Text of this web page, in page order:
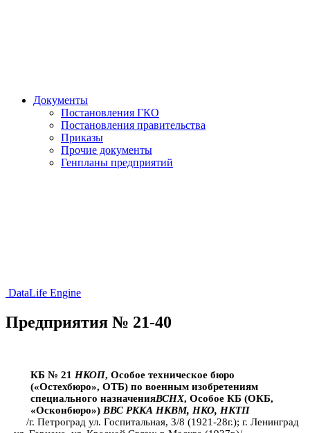
Документы
Постановления ГКО
Постановления правительства
Приказы
Прочие документы
Генпланы предприятий
DataLife Engine
Предприятия № 21-40
КБ № 21 НКОП, Особое техническое бюро
(«Остехбюро», ОТБ) по военным изобретениям
специального назначенияВСНХ, Особое КБ (ОКБ,
«Осконбюро») ВВС РККА НКВМ, НКО, НКТП
/г. Петроград ул. Госпитальная, 3/8 (1921-28г.); г. Ленинград